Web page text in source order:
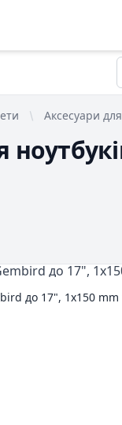
Аксесуари
до 17", 1x150